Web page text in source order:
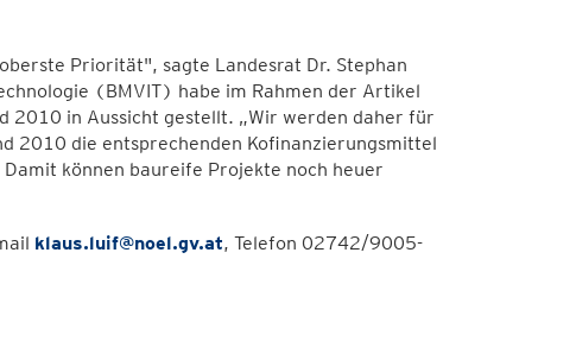
Priorität", sagte Landesrat Dr. Stephan
(BMVIT) habe im Rahmen der Artikel
2010 in Aussicht gestellt. „Wir werden daher für
2010 die entsprechenden Kofinanzierungsmittel
können baureife Projekte noch heuer
klaus.luif@noel.gv.at, Telefon 02742/9005-